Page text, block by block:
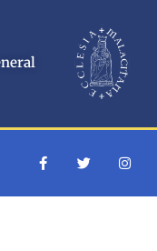
F
a
e
T
w
t
I
n
t